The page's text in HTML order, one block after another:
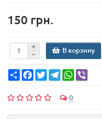
150 грн.
В корзину
Share FacebookTwitterTelegramWhatsApp
0